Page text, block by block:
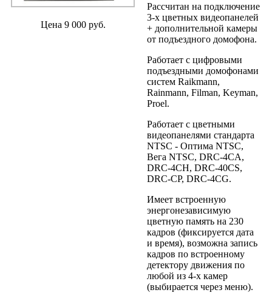
Цена 9 000 руб.
Рассчитан на подключение
3-х цветных видеопанелей
+ дополнительной камеры
от подъездного домофона.
Работает с цифровыми
подъездными домофонами
систем Raikmann,
Rainmann, Filman, Keyman,
Proel.
Работает с цветными
видеопанелями стандарта
NTSC - Оптима NTSC,
Вега NTSC, DRC-4CA,
DRC-4CH, DRC-40CS,
DRC-CP, DRC-4CG.
Имеет встроенную
энергонезависимую
цветную память на 230
кадров (фиксируется дата
и время), возможна запись
кадров по встроенному
детектору движения по
любой из 4-х камер
(выбирается через меню).